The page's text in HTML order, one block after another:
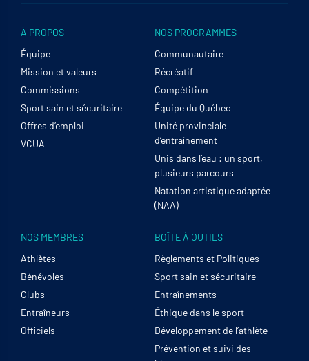
À PROPOS
Équipe
Mission et valeurs
Commissions
Sport sain et sécuritaire
Offres d’emploi
VCUA
NOS PROGRAMMES
Communautaire
Récréatif
Compétition
Équipe du Québec
Unité provinciale
d’entraînement
Unis dans l’eau : un sport,
plusieurs parcours
Natation artistique adaptée
(NAA)
NOS MEMBRES
Athlètes
Bénévoles
Clubs
Entraîneurs
Officiels
BOÎTE À OUTILS
Règlements et Politiques
Sport sain et sécuritaire
Entraînements
Éthique dans le sport
Développement de l’athlète
Prévention et suivi des